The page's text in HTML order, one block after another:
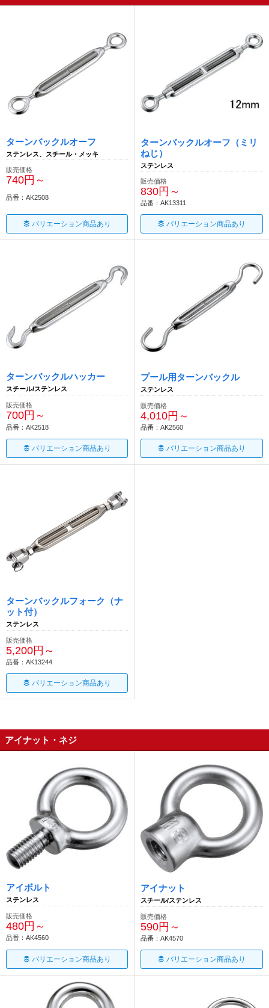
ターンバックルオーフ
ステンレス、スチール・メッキ
販売価格
740円～
品番：AK2508
バリエーション商品あり
ターンバックルオーフ（ミリ
ねじ）
ステンレス
販売価格
830円～
品番：AK13311
バリエーション商品あり
ターンバックルハッカー
スチール/ステンレス
販売価格
700円～
品番：AK2518
バリエーション商品あり
プール用ターンバックル
ステンレス
販売価格
4,010円～
品番：AK2560
バリエーション商品あり
ターンバックルフォーク（ナ
ット付）
ステンレス
販売価格
5,200円～
品番：AK13244
バリエーション商品あり
アイナット・ネジ
アイボルト
ステンレス
販売価格
480円～
品番：AK4560
バリエーション商品あり
アイナット
スチール/ステンレス
販売価格
590円～
品番：AK4570
バリエーション商品あり